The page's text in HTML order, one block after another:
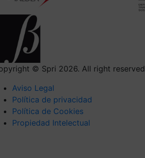
© Spri 2026. All right reserved
Aviso Legal
Política de privacidad
Política de Cookies
Propiedad Intelectual